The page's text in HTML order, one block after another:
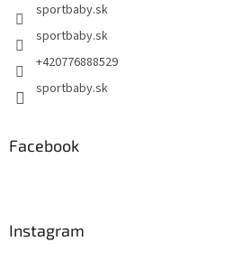
sportbaby.sk
sportbaby.sk
+420776888529
sportbaby.sk
Facebook
Instagram